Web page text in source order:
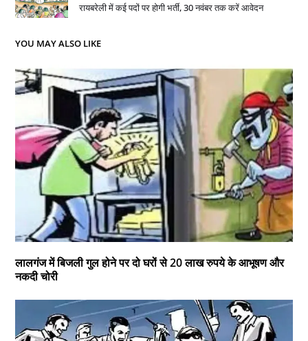
रायबरेली में कई पदों पर होगी भर्ती, 30 नवंबर तक करें आवेदन
YOU MAY ALSO LIKE
लालगंज में बिजली गुल होने पर दो घरों से 20 लाख रुपये के आभूषण और
नकदी चोरी